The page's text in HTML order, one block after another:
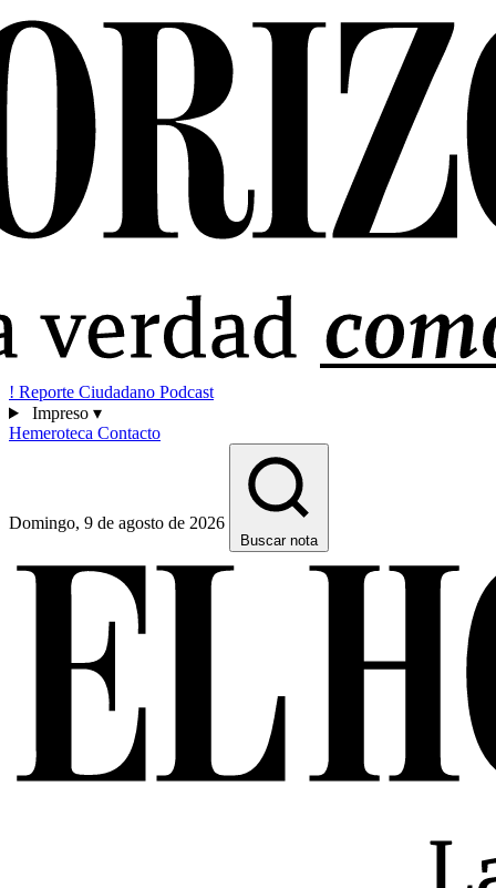
! Reporte Ciudadano Podcast
Impreso ▾
Hemeroteca Contacto
Domingo, 9 de agosto de 2026
Buscar nota